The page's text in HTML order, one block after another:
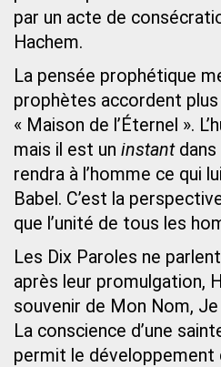
par un acte de
Hachem.
La pensée prophétique
prophètes accordent plus
« Maison de l’Éternel ».
mais il est un instantdans
rendra à l’homme ce qui
Babel. C’est la
que l’unité de tous les
Les Dix Paroles ne
après leur promulgation,
souvenir de Mon Nom,
La conscience d’une
permit le développement